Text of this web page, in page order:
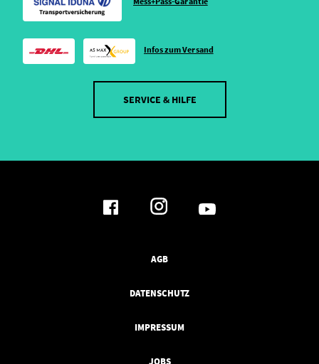
Infos zum Versand
SERVICE & HILFE
AGB
DATENSCHUTZ
IMPRESSUM